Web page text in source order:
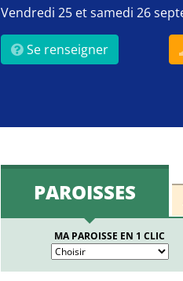
Vendredi 25 et samedi 26
Se renseigner
PAROISSES
MA PAROISSE EN 1 CLIC